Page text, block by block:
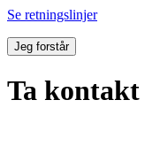
Se retningslinjer
Jeg forstår
Ta kontakt